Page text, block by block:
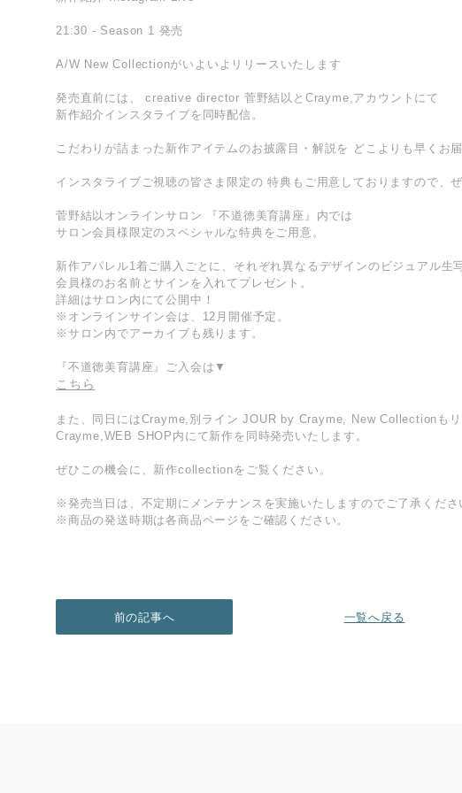
21:30 - Season 1 発売
A/W New Collectionがいよいよリリースいたします
発売直前には、 creative director 菅野結以とCrayme,アカウントにて
新作紹介インスタライブを同時配信。
こだわりが詰まった新作アイテムのお披露目・解説を どこよりも早くお届
インスタライブご視聴の皆さま限定の 特典もご用意しておりますので、ぜ
菅野結以オンラインサロン 『不道徳美育講座』内では
サロン会員様限定のスペシャルな特典をご用意。
新作アパレル1着ご購入ごとに、それぞれ異なるデザインのビジュアル生
会員様のお名前とサインを入れてプレゼント。
詳細はサロン内にて公開中！
※オンラインサイン会は、12月開催予定。
※サロン内でアーカイブも残ります。
『不道徳美育講座』ご入会は▼
こちら
また、同日にはCrayme,別ライン JOUR by Crayme, New Collectionもリ
Crayme,WEB SHOP内にて新作を同時発売いたします。
ぜひこの機会に、新作collectionをご覧ください。
※発売当日は、不定期にメンテナンスを実施いたしますのでご了承くださ
※商品の発送時期は各商品ページをご確認ください。
前の記事へ 一覧へ戻る